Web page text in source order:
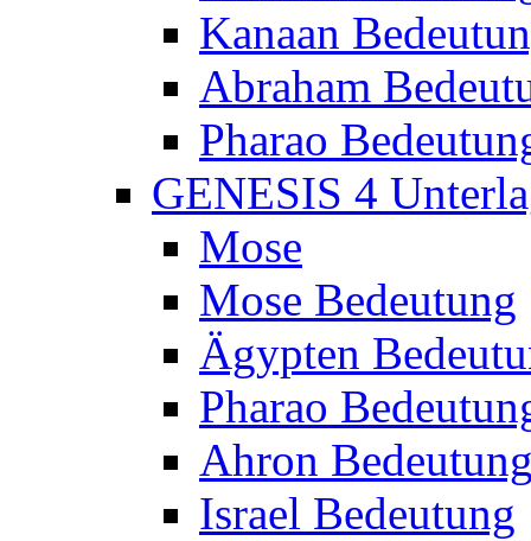
Kanaan
Abraham
Pharao
GENESIS 4
Mose
Mose Bedeutung
Ägypten
Pharao
Ahron
Israel Bedeutung